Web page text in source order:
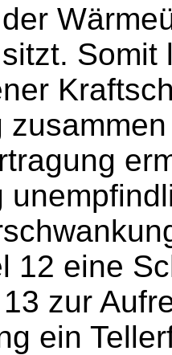
Somit
12 eine
zur
ein